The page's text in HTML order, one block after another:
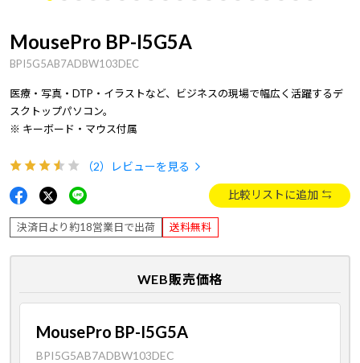
MousePro BP-I5G5A
BPI5G5AB7ADBW103DEC
医療・写真・DTP・イラストなど、ビジネスの現場で幅広く活躍するデ
スクトップパソコン。
※ キーボード・マウス付属
（2） レビューを見る
比較リストに追加
決済日より約18営業日で出荷 送料無料
WEB販売価格
MousePro BP-I5G5A
BPI5G5AB7ADBW103DEC